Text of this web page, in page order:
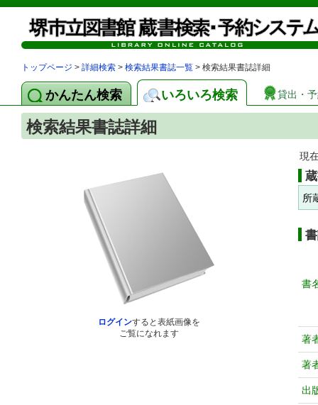
トップページ > 詳細検索 > 検索結果書誌一覧 > 検索結果書誌詳細
かんたん検索 いろいろ検索 貸出・
検索結果書誌詳細
ログインすると表紙画像を
ご覧になれます
現
所
書
著
著
出